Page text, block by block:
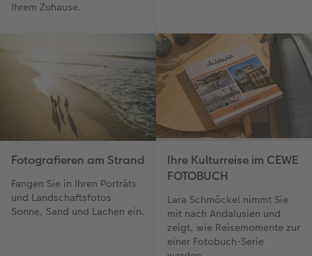
Ihrem Zuhause.
Fotografieren am Strand
Fangen Sie in Ihren Porträts
und Landschaftsfotos
Sonne, Sand und Lachen ein.
Ihre Kulturreise im CEWE
FOTOBUCH
Lara Schmöckel nimmt Sie
mit nach Andalusien und
zeigt, wie Reisemomente zur
einer Fotobuch-Serie